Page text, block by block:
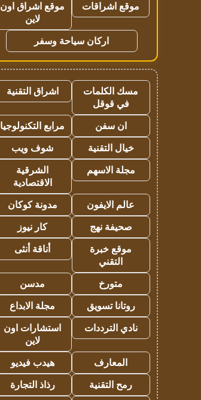
موقع اشراقات
موقع اشراق اون
لاين
اركان سياحة وسفر
مسك الكلمات
في قوقل
اشراق التقنية
ان سفن
مرابع التكنولوجيا
خيال التقنية
شوف ويب
مجلة الاسهم
الشرقية
الاقتصادية
عالم الايفون
مدونة كوكان
صحيفة نهج
كار نيوز
موقع خبرة
التقني
أناقة أنثى
متورخ
مدسن
روتانا تسويق
مجلة الابداع
نادي الترددات
استشارات اون
لاين
المعارف
هيدب فيديو
رمح التقنية
رذاذ التجارة